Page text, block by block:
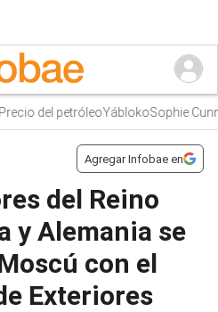
del petróleoYáblokoSophie
Agregar Infobae en
del Reino
y Alemania se
con el
Exteriores